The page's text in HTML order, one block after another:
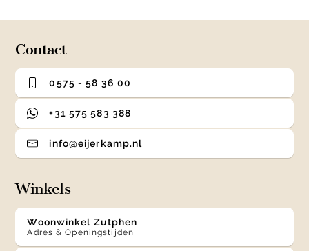
Contact
0575 - 58 36 00
+31 575 583 388
info@eijerkamp.nl
Winkels
Woonwinkel Zutphen
Adres & Openingstijden